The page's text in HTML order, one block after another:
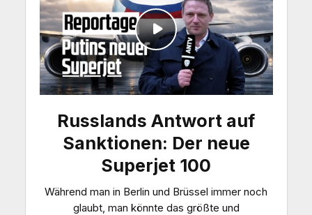
Russlands Antwort auf
Sanktionen: Der neue
Superjet 100
Während man in Berlin und Brüssel immer noch
glaubt, man könnte das größte und